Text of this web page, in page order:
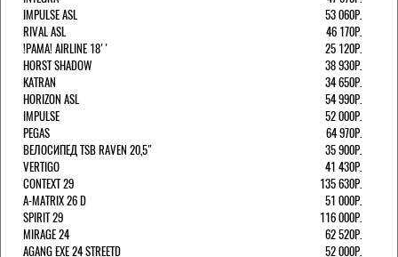
IMPULSE ASL
53 060Р.
RIVAL ASL
46 170Р.
!РАМА! AIRLINE 18''
25 120Р.
HORST SHADOW
38 930Р.
KATRAN
34 650Р.
HORIZON ASL
54 990Р.
IMPULSE
52 000Р.
PEGAS
64 970Р.
ВЕЛОСИПЕД TSB RAVEN 20,5"
35 900Р.
VERTIGO
41 430Р.
CONTEXT 29
135 630Р.
A-MATRIX 26 D
51 000Р.
SPIRIT 29
116 000Р.
MIRAGE 24
62 520Р.
AGANG EXE 24 STREETD
52 000Р.